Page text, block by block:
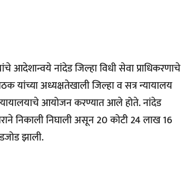
आदेशान्वये नांदेड जिल्हा विधी सेवा प्राधिकरणाचे
यांच्या अध्यक्षतेखाली जिल्हा व सत्र न्यायालय
आयोजन करण्यात आले होते. नांदेड
निकाली निघाली असून 20 कोटी 24 लाख 16
झाली.